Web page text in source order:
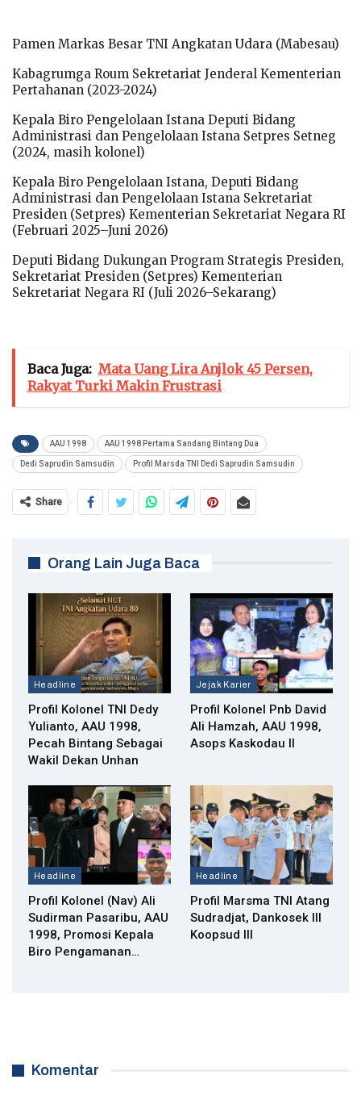
Pamen Markas Besar TNI Angkatan Udara (Mabesau)
Kabagrumga Roum Sekretariat Jenderal Kementerian
Pertahanan (2023-2024)
Kepala Biro Pengelolaan Istana Deputi Bidang
Administrasi dan Pengelolaan Istana Setpres Setneg
(2024, masih kolonel)
Kepala Biro Pengelolaan Istana, Deputi Bidang
Administrasi dan Pengelolaan Istana Sekretariat
Presiden (Setpres) Kementerian Sekretariat Negara RI
(Februari 2025–Juni 2026)
Deputi Bidang Dukungan Program Strategis Presiden,
Sekretariat Presiden (Setpres) Kementerian
Sekretariat Negara RI (Juli 2026–Sekarang)
Baca Juga: Mata Uang Lira Anjlok 45 Persen,
Rakyat Turki Makin Frustrasi
AAU 1998 AAU 1998 Pertama Sandang Bintang Dua
Dedi Saprudin Samsudin Profil Marsda TNI Dedi Saprudin Samsudin
Share
Orang Lain Juga Baca
Headline
Profil Kolonel TNI Dedy
Yulianto, AAU 1998,
Pecah Bintang Sebagai
Wakil Dekan Unhan
Jejak Karier
Profil Kolonel Pnb David
Ali Hamzah, AAU 1998,
Asops Kaskodau II
Headline
Profil Kolonel (Nav) Ali
Sudirman Pasaribu, AAU
1998, Promosi Kepala
Biro Pengamanan…
Headline
Profil Marsma TNI Atang
Sudradjat, Dankosek III
Koopsud III
Komentar